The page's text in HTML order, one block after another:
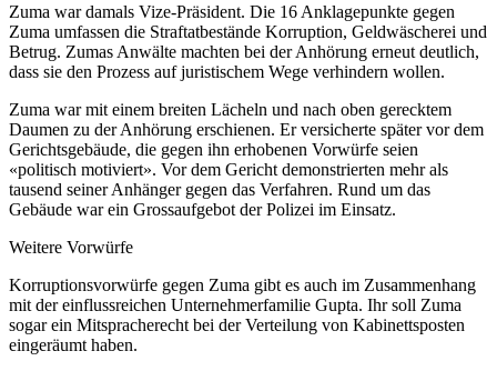
Zuma war damals Vize-Präsident. Die 16 Anklagepunkte gegen
Zuma umfassen die Straftatbestände Korruption, Geldwäscherei und
Betrug. Zumas Anwälte machten bei der Anhörung erneut deutlich,
dass sie den Prozess auf juristischem Wege verhindern wollen.
Zuma war mit einem breiten Lächeln und nach oben gerecktem
Daumen zu der Anhörung erschienen. Er versicherte später vor dem
Gerichtsgebäude, die gegen ihn erhobenen Vorwürfe seien
«politisch motiviert». Vor dem Gericht demonstrierten mehr als
tausend seiner Anhänger gegen das Verfahren. Rund um das
Gebäude war ein Grossaufgebot der Polizei im Einsatz.
Weitere Vorwürfe
Korruptionsvorwürfe gegen Zuma gibt es auch im Zusammenhang
mit der einflussreichen Unternehmerfamilie Gupta. Ihr soll Zuma
sogar ein Mitspracherecht bei der Verteilung von Kabinettsposten
eingeräumt haben.